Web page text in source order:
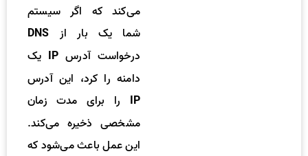
می‌کند که اگر سیستم
شما یک بار از DNS
درخواست آدرس IP یک
دامنه را کرد، این آدرس
IP را برای مدت زمان
مشخصی ذخیره می‌کند.
این عمل باعث می‌شود که